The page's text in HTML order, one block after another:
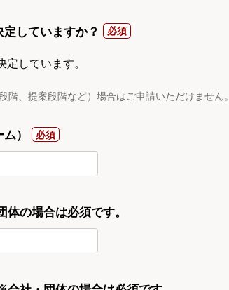
していますか？
定しています。
、提案段階など）場合はご申請いただけません。
）
の場合は必須です。